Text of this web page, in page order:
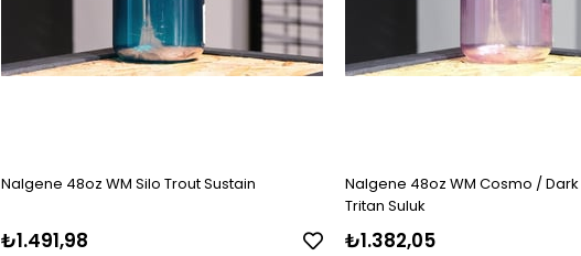
Nalgene 48oz WM Silo Trout Sustain
₺1.491,98
Nalgene 48oz WM Cosmo /
Tritan Suluk
₺1.382,05